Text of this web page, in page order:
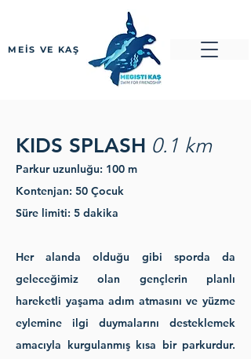
MEİS VE KAŞ
KIDS SPLASH 0.1 km
Parkur uzunluğu: 100 m
Kontenjan: 50 Çocuk
Süre limiti: 5 dakika
Her alanda olduğu gibi sporda da
geleceğimiz olan gençlerin planlı
hareketli yaşama adım atmasını ve yüzme
eylemine ilgi duymalarını desteklemek
amacıyla kurgulanmış kısa bir parkurdur.